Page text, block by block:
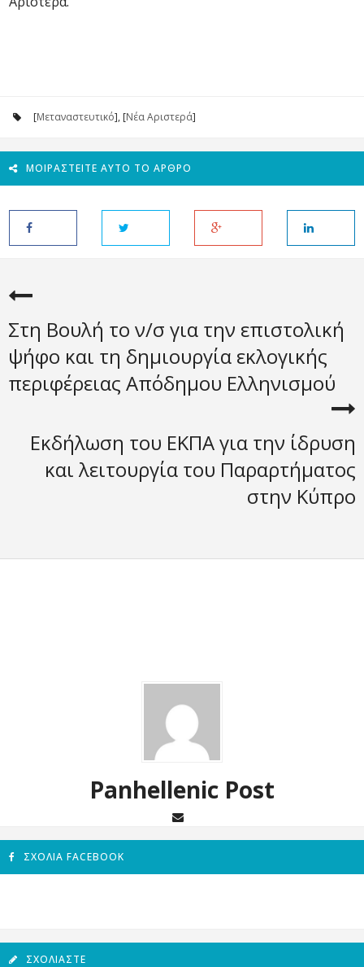
[Μεταναστευτικό], [Νέα Αριστερά]
ΜΟΙΡΑΣΤΕΊΤΕ ΑΥΤΌ ΤΟ ΆΡΘΡΟ
Στη Βουλή το ν/σ για την επιστολική
ψήφο και τη δημιουργία εκλογικής
περιφέρειας Απόδημου Ελληνισμού
Εκδήλωση του ΕΚΠΑ για την ίδρυση
και λειτουργία του Παραρτήματος
στην Κύπρο
Panhellenic Post
ΣΧΌΛΙΑ FACEBOOK
ΣΧΟΛΙΆΣΤΕ